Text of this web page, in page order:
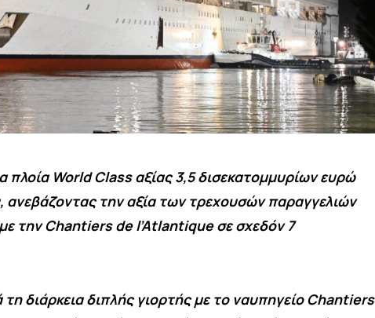
πλοία World Class αξίας 3,5 δισεκατομμυρίων ευρώ
ανεβάζοντας την αξία των τρεχουσών παραγγελιών
την Chantiers de l’Atlantique σε σχεδόν 7
διάρκεια διπλής γιορτής με τo ναυπηγείο Chantiers